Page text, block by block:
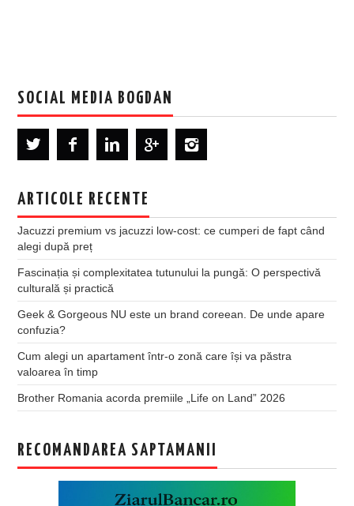
SOCIAL MEDIA BOGDAN
ARTICOLE RECENTE
Jacuzzi premium vs jacuzzi low-cost: ce cumperi de fapt când
alegi după preț
Fascinația și complexitatea tutunului la pungă: O perspectivă
culturală și practică
Geek & Gorgeous NU este un brand coreean. De unde apare
confuzia?
Cum alegi un apartament într-o zonă care își va păstra
valoarea în timp
Brother Romania acorda premiile „Life on Land” 2026
RECOMANDAREA SAPTAMANII